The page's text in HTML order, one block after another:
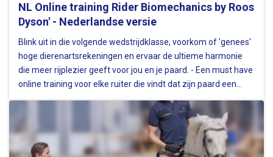
NL Online training Rider Biomechanics by Roos
Dyson' - Nederlandse versie
Blink uit in die volgende wedstrijdklasse, voorkom of 'genees'
hoge dierenartsrekeningen en ervaar de ultieme harmonie
die meer rijplezier geeft voor jou en je paard. - Een must have
online training voor elke ruiter die vindt dat zijn paard een